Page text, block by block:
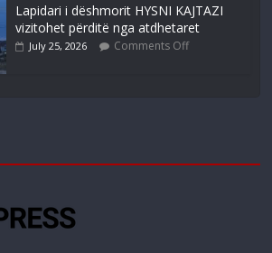
Lapidari i dëshmorit HYSNI KAJTAZI
vizitohet përditë nga atdhetaret
July 25, 2026 Comments Off